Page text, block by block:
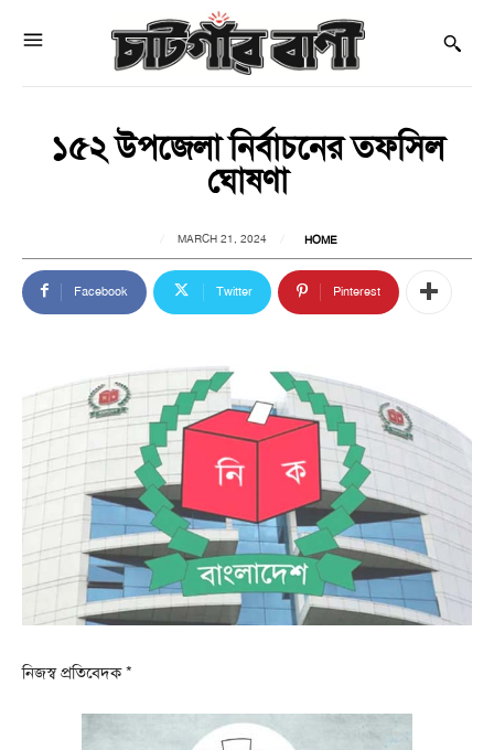
১৫২ উপজেলা নির্বাচনের তফসিল
ঘোষণা
MARCH 21, 2024 HOME
Facebook Twitter Pinterest
নিজস্ব প্রতিবেদক *